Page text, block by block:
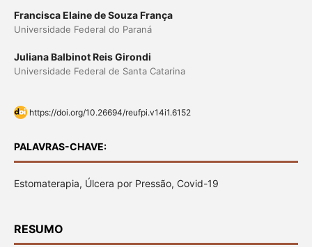
Francisca Elaine de Souza França
Universidade Federal do Paraná
Juliana Balbinot Reis Girondi
Universidade Federal de Santa Catarina
https://doi.org/10.26694/reufpi.v14i1.6152
PALAVRAS-CHAVE:
Estomaterapia, Úlcera por Pressão, Covid-19
RESUMO